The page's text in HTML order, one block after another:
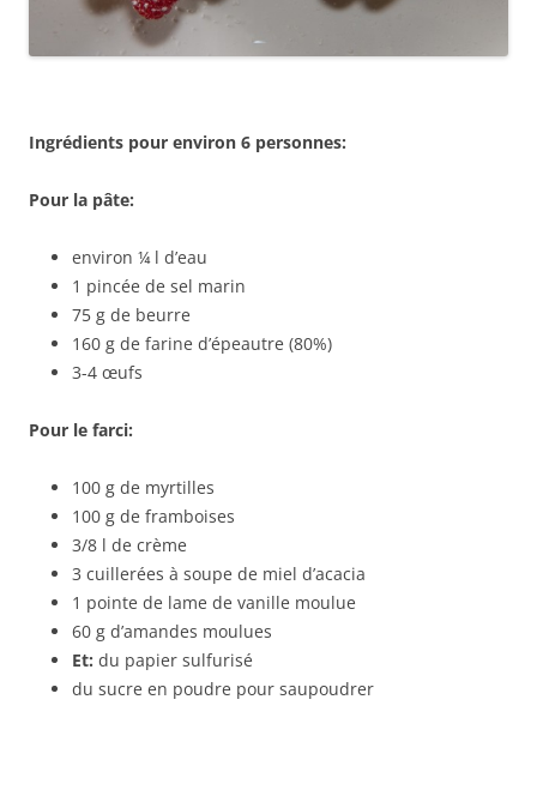
Ingrédients pour environ 6 personnes:
Pour la pâte:
environ ¼ l d’eau
1 pincée de sel marin
75 g de beurre
160 g de farine d’épeautre (80%)
3-4 œufs
Pour le farci:
100 g de myrtilles
100 g de framboises
3/8 l de crème
3 cuillerées à soupe de miel d’acacia
1 pointe de lame de vanille moulue
60 g d’amandes moulues
Et: du papier sulfurisé
du sucre en poudre pour saupoudrer